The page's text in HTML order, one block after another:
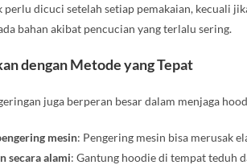
perlu dicuci setelah setiap pemakaian, kecuali
bahan akibat pencucian yang terlalu sering.
dengan Metode yang Tepat
juga berperan besar dalam menjaga
mesin: Pengering mesin bisa merusak
secara alami: Gantung hoodie di tempat teduh